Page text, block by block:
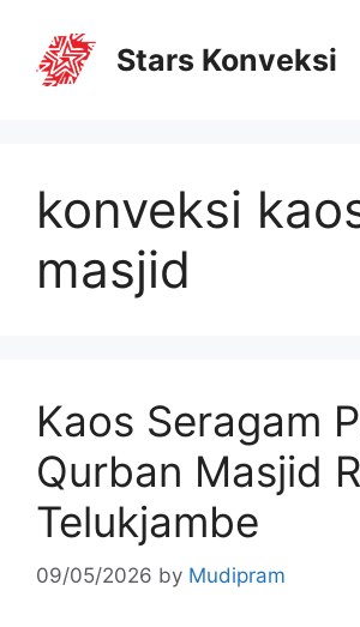
Stars Konveksi
konveksi
masjid
Kaos Seragam
Qurban Masjid
Telukjambe
09/05/2026 by Mudipram